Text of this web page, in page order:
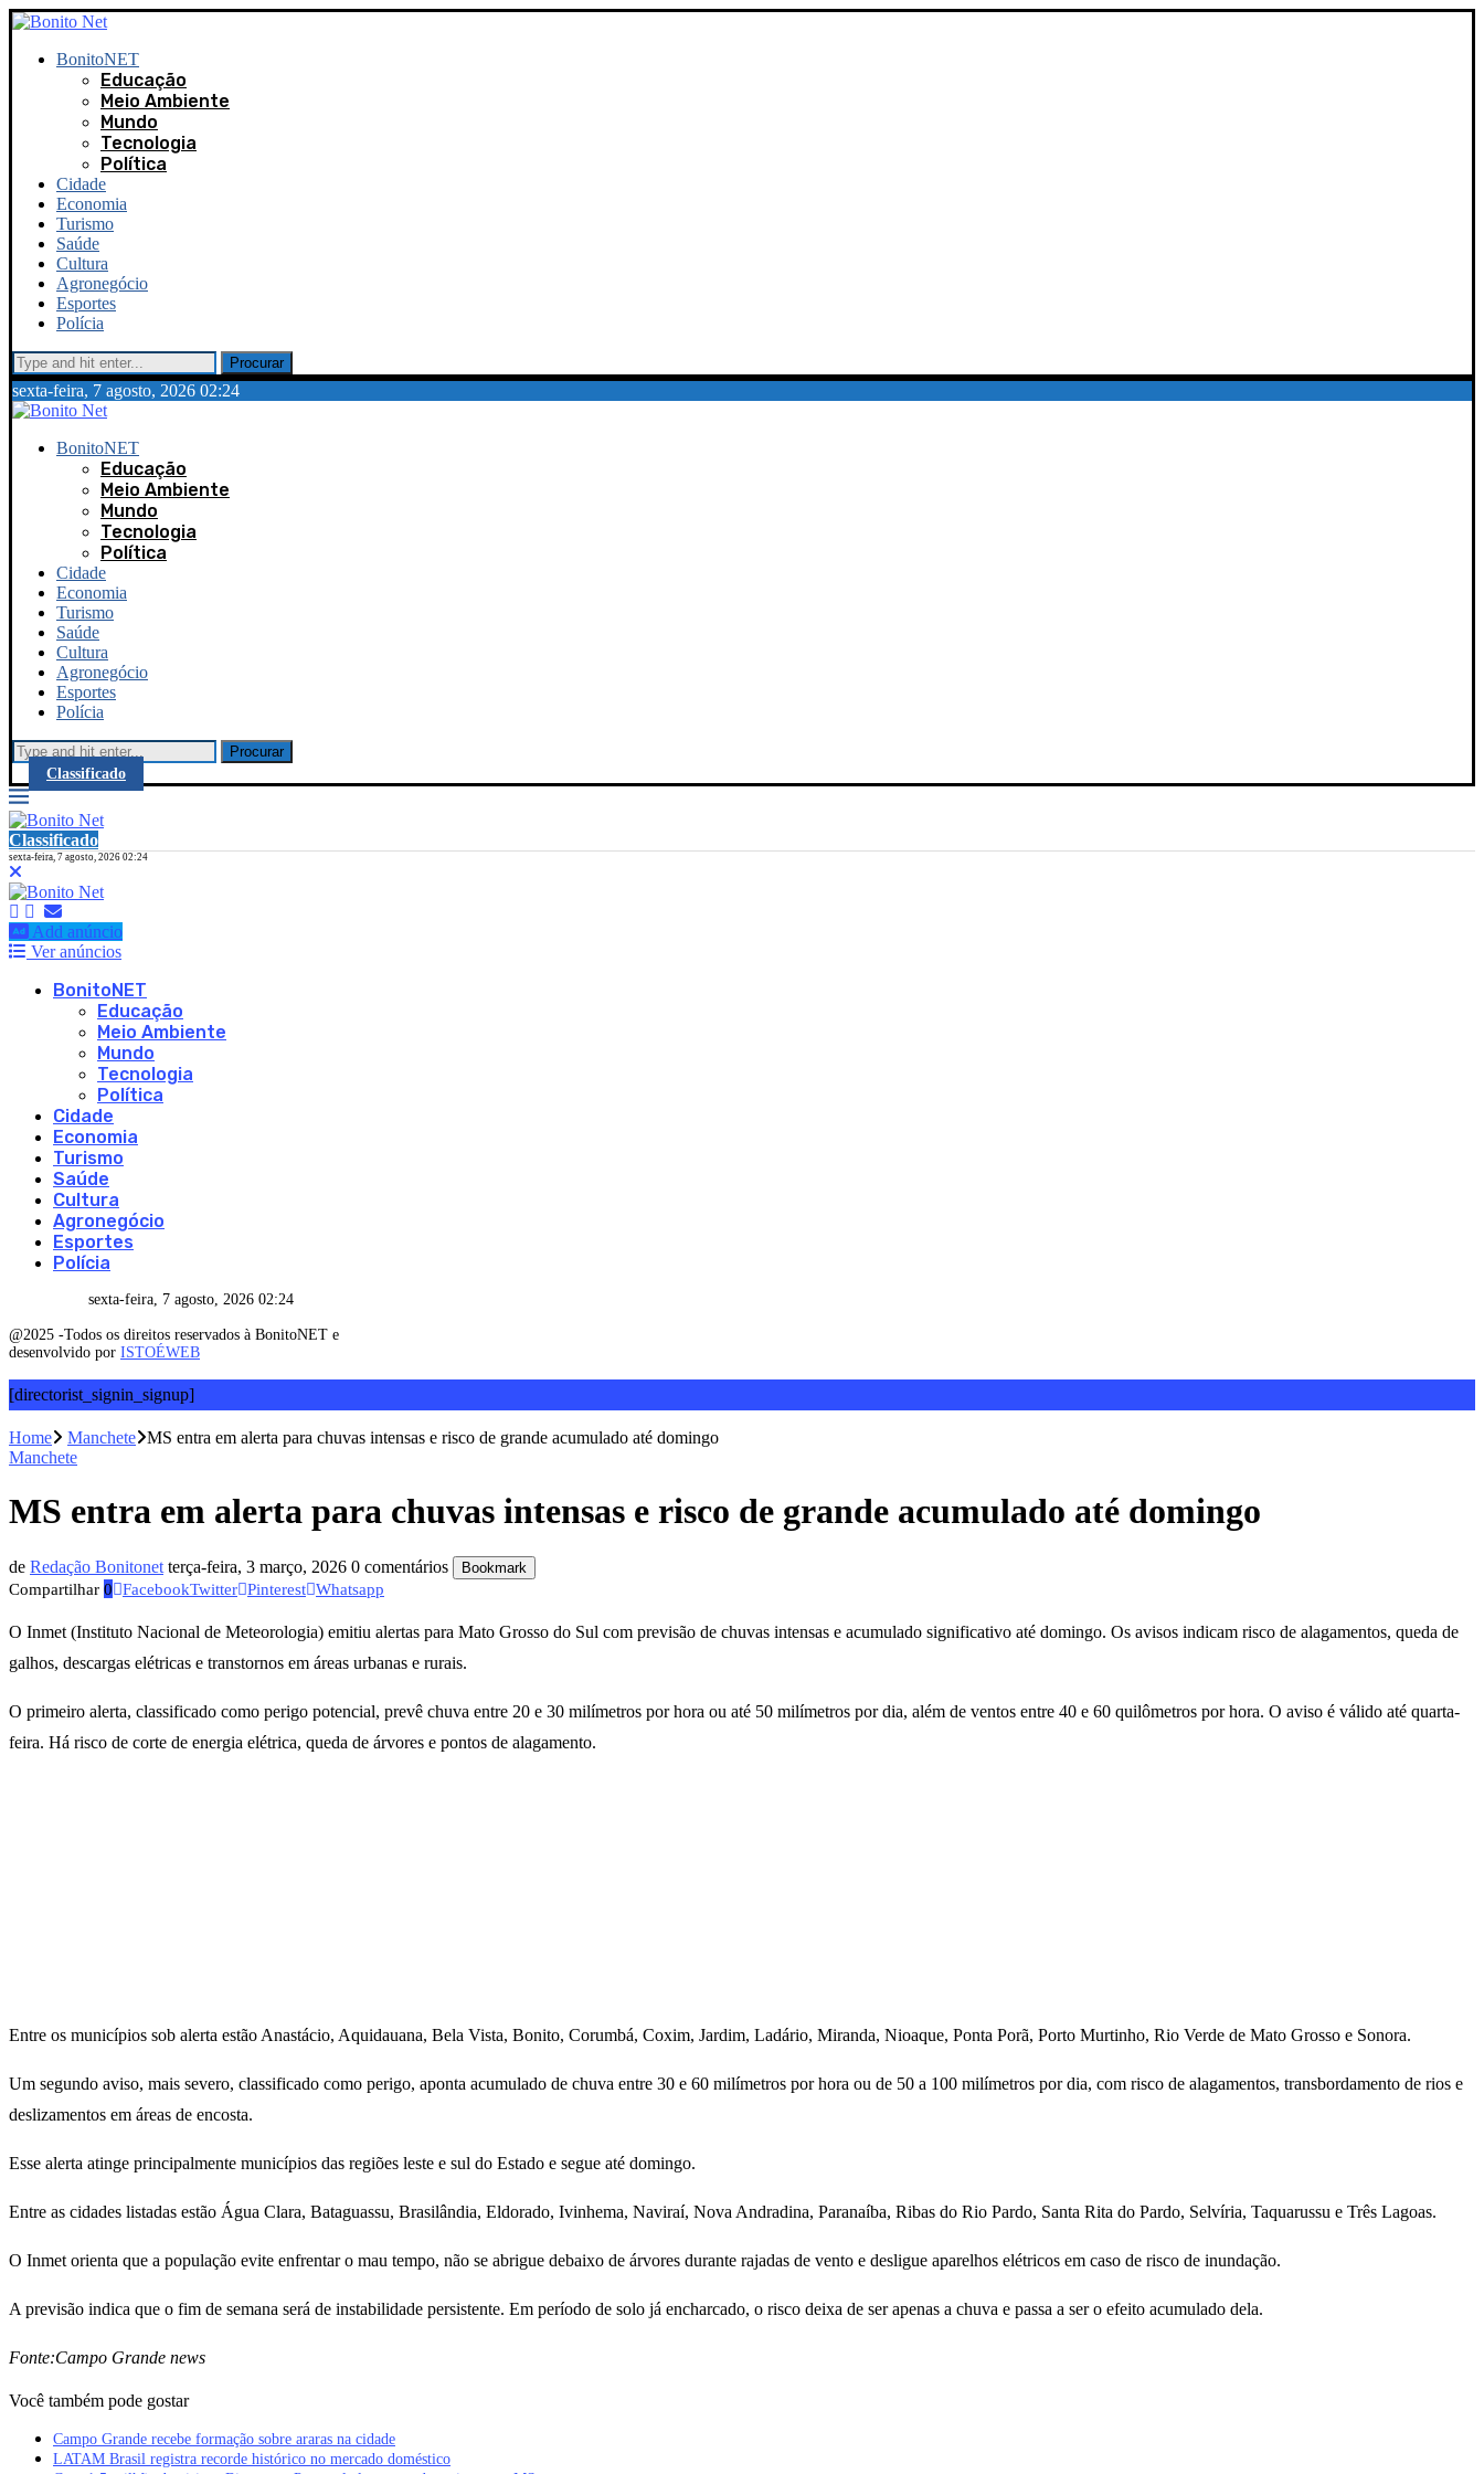
BonitoNET
Educação
Meio Ambiente
Mundo
Tecnologia
Política
Cidade
Economia
Turismo
Saúde
Cultura
Agronegócio
Esportes
Polícia
Procurar
sexta-feira, 7 agosto, 2026 02:24
BonitoNET
Educação
Meio Ambiente
Mundo
Tecnologia
Política
Cidade
Economia
Turismo
Saúde
Cultura
Agronegócio
Esportes
Polícia
Procurar
Classificado
Classificado
sexta-feira, 7 agosto, 2026 02:24
Add anúncio
Ver anúncios
BonitoNET
Educação
Meio Ambiente
Mundo
Tecnologia
Política
Cidade
Economia
Turismo
Saúde
Cultura
Agronegócio
Esportes
Polícia
sexta-feira, 7 agosto, 2026 02:24
@2025 -Todos os direitos reservados à BonitoNET e
desenvolvido por ISTOÉWEB
[directorist_signin_signup]
Home Manchete MS entra em alerta para chuvas intensas e risco de grande acumulado até domingo
Manchete
MS entra em alerta para chuvas intensas e risco de grande acumulado até domingo
de Redação Bonitonet terça-feira, 3 março, 2026 0 comentários Bookmark
Compartilhar 0 FacebookTwitter Pinterest Whatsapp
O Inmet (Instituto Nacional de Meteorologia) emitiu alertas para Mato Grosso do Sul com previsão de chuvas intensas e acumulado significativo até domingo. Os avisos indicam risco de alagamentos, queda de
galhos, descargas elétricas e transtornos em áreas urbanas e rurais.
O primeiro alerta, classificado como perigo potencial, prevê chuva entre 20 e 30 milímetros por hora ou até 50 milímetros por dia, além de ventos entre 40 e 60 quilômetros por hora. O aviso é válido até quarta-
feira. Há risco de corte de energia elétrica, queda de árvores e pontos de alagamento.
Entre os municípios sob alerta estão Anastácio, Aquidauana, Bela Vista, Bonito, Corumbá, Coxim, Jardim, Ladário, Miranda, Nioaque, Ponta Porã, Porto Murtinho, Rio Verde de Mato Grosso e Sonora.
Um segundo aviso, mais severo, classificado como perigo, aponta acumulado de chuva entre 30 e 60 milímetros por hora ou de 50 a 100 milímetros por dia, com risco de alagamentos, transbordamento de rios e
deslizamentos em áreas de encosta.
Esse alerta atinge principalmente municípios das regiões leste e sul do Estado e segue até domingo.
Entre as cidades listadas estão Água Clara, Bataguassu, Brasilândia, Eldorado, Ivinhema, Naviraí, Nova Andradina, Paranaíba, Ribas do Rio Pardo, Santa Rita do Pardo, Selvíria, Taquarussu e Três Lagoas.
O Inmet orienta que a população evite enfrentar o mau tempo, não se abrigue debaixo de árvores durante rajadas de vento e desligue aparelhos elétricos em caso de risco de inundação.
A previsão indica que o fim de semana será de instabilidade persistente. Em período de solo já encharcado, o risco deixa de ser apenas a chuva e passa a ser o efeito acumulado dela.
Fonte:Campo Grande news
Você também pode gostar
Campo Grande recebe formação sobre araras na cidade
LATAM Brasil registra recorde histórico no mercado doméstico